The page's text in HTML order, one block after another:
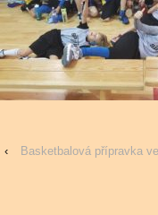
‹
Basketbalová přípravka